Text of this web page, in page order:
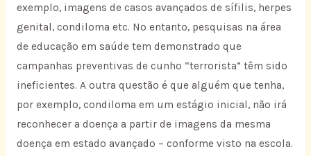
exemplo, imagens de casos avançados de sífilis, herpes
genital, condiloma etc. No entanto, pesquisas na área
de educação em saúde tem demonstrado que
campanhas preventivas de cunho “terrorista” têm sido
ineficientes. A outra questão é que alguém que tenha,
por exemplo, condiloma em um estágio inicial, não irá
reconhecer a doença a partir de imagens da mesma
doença em estado avançado – conforme visto na escola.